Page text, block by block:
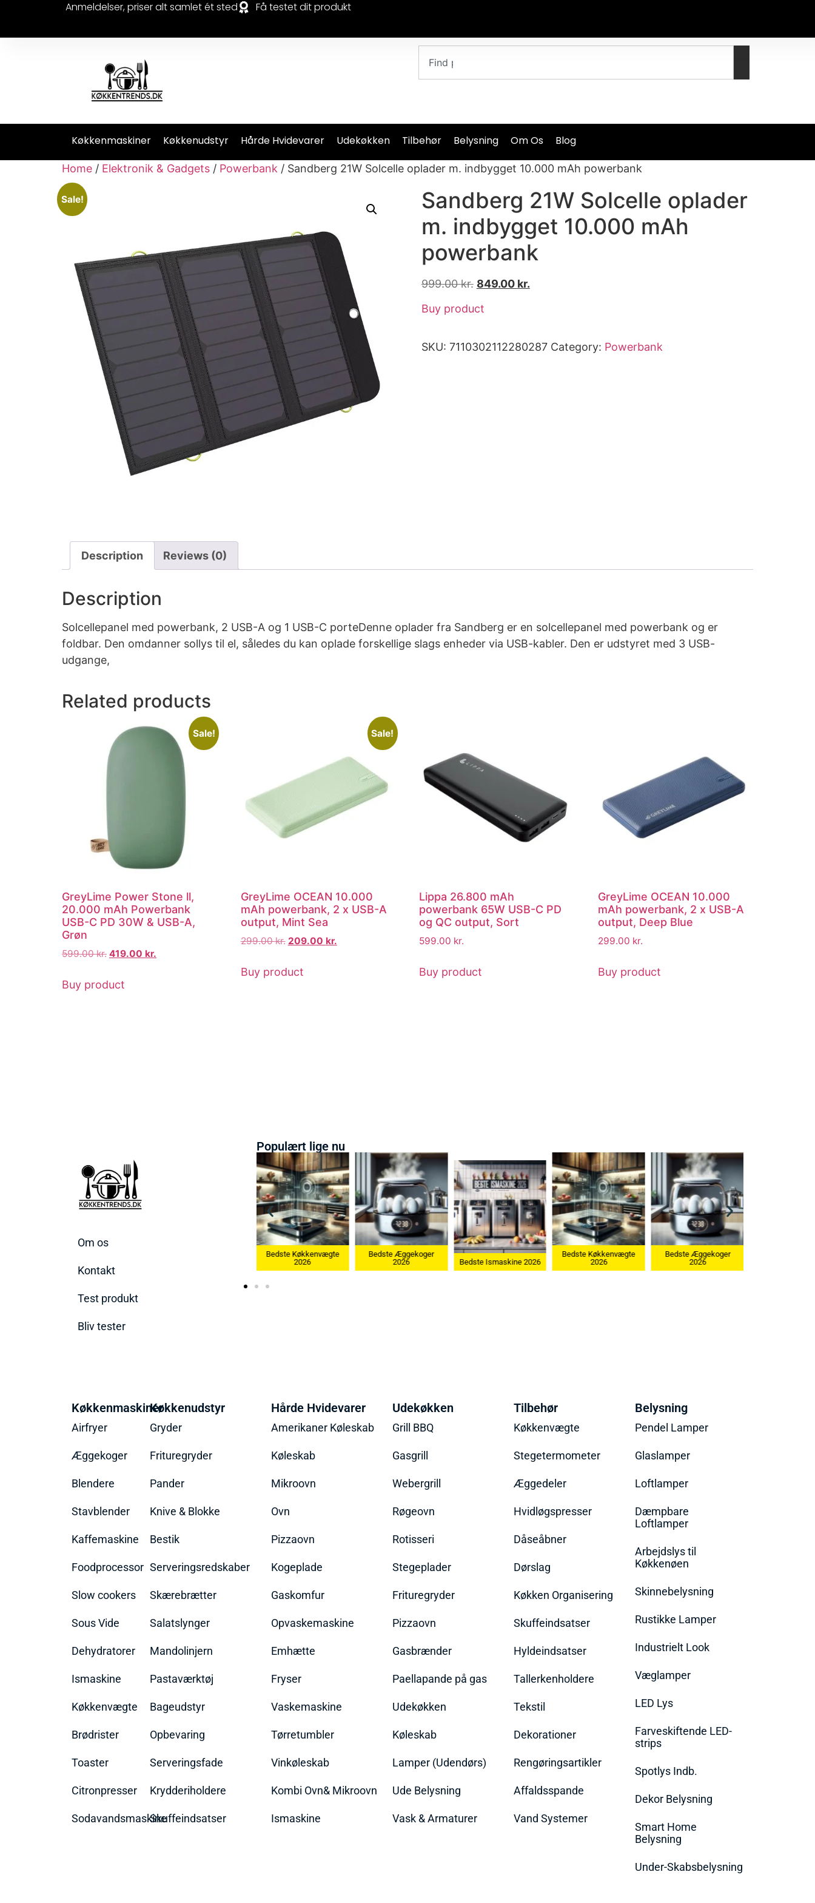
Anmeldelser, priser alt samlet ét sted Få testet dit produkt
Køkkenmaskiner Køkkenudstyr Hårde Hvidevarer Udekøkken Tilbehør Belysning Om Os Blog
Home / Elektronik & Gadgets / Powerbank / Sandberg 21W Solcelle oplader m. indbygget 10.000 mAh powerbank
Sale!
Sandberg 21W Solcelle oplader
m. indbygget 10.000 mAh
powerbank
999.00kr. 849.00 kr.
Buy product
SKU: 7110302112280287 Category: Powerbank
Description Reviews (0)
Description
Solcellepanel med powerbank, 2 USB-A og 1 USB-C porteDenne oplader fra Sandberg er en solcellepanel med powerbank og er
foldbar. Den omdanner sollys til el, således du kan oplade forskellige slags enheder via USB-kabler. Den er udstyret med 3 USB-
udgange,
Related products
Sale!
GreyLime Power Stone ll,
20.000 mAh Powerbank
USB-C PD 30W & USB-A,
Grøn
599.00kr. 419.00 kr.
Buy product
Sale!
GreyLime OCEAN 10.000
mAh powerbank, 2 x USB-A
output, Mint Sea
299.00kr. 209.00 kr.
Buy product
Lippa 26.800 mAh
powerbank 65W USB-C PD
og QC output, Sort
599.00 kr.
Buy product
GreyLime OCEAN 10.000
mAh powerbank, 2 x USB-A
output, Deep Blue
299.00 kr.
Buy product
Om os
Kontakt
Test produkt
Bliv tester
Populært lige nu
Bedste Køkkenvægte
Bedste Æggekoger
Bedste Ismaskine 2026
Bedste Køkkenvægte
2026
Bedste Æggekoger
Bedste Ismaskine 2026
Køkkenmaskiner
Airfryer
Æggekoger
Blendere
Stavblender
Kaffemaskine
Foodprocessor
Slow cookers
Sous Vide
Dehydratorer
Ismaskine
Køkkenvægte
Brødrister
Toaster
Citronpresser
Sodavandsmaskine
Køkkenudstyr
Gryder
Frituregryder
Pander
Knive & Blokke
Bestik
Serveringsredskaber
Skærebrætter
Salatslynger
Mandolinjern
Pastaværktøj
Bageudstyr
Opbevaring
Serveringsfade
Krydderiholdere
Skuffeindsatser
Hårde Hvidevarer
Amerikaner Køleskab
Køleskab
Mikroovn
Ovn
Pizzaovn
Kogeplade
Gaskomfur
Opvaskemaskine
Emhætte
Fryser
Vaskemaskine
Tørretumbler
Vinkøleskab
Kombi Ovn& Mikroovn
Ismaskine
Udekøkken
Grill BBQ
Gasgrill
Webergrill
Røgeovn
Rotisseri
Stegeplader
Frituregryder
Pizzaovn
Gasbrænder
Paellapande på gas
Udekøkken
Køleskab
Lamper (Udendørs)
Ude Belysning
Vask & Armaturer
Tilbehør
Køkkenvægte
Stegetermometer
Æggedeler
Hvidløgspresser
Dåseåbner
Dørslag
Køkken Organisering
Skuffeindsatser
Hyldeindsatser
Tallerkenholdere
Tekstil
Dekorationer
Rengøringsartikler
Affaldsspande
Vand Systemer
Belysning
Pendel Lamper
Glaslamper
Loftlamper
Dæmpbare
Loftlamper
Arbejdslys til
Køkkenøen
Skinnebelysning
Rustikke Lamper
Industrielt Look
Væglamper
LED Lys
Farveskiftende LED-
strips
Spotlys Indb.
Dekor Belysning
Smart Home
Belysning
Under-Skabsbelysning